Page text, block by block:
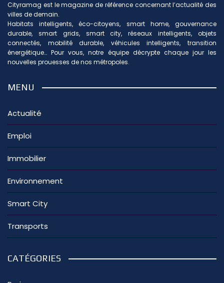
Cityramag est le magazine de référence concernant l’actualité des
villes de demain.
Habitats intelligents, éco-citoyens, smart home, gouvernance
durable, smart grids, smart city, réseaux intelligents, objets
connectés, mobilité durable, véhicules intelligents, transition
énergétique… Pour vous, notre équipe décrypte chaque jour les
nouvelles prouesses de nos métropoles.
MENU
Actualité
Emploi
Immobilier
Environnement
Smart City
Transports
CATÉGORIES